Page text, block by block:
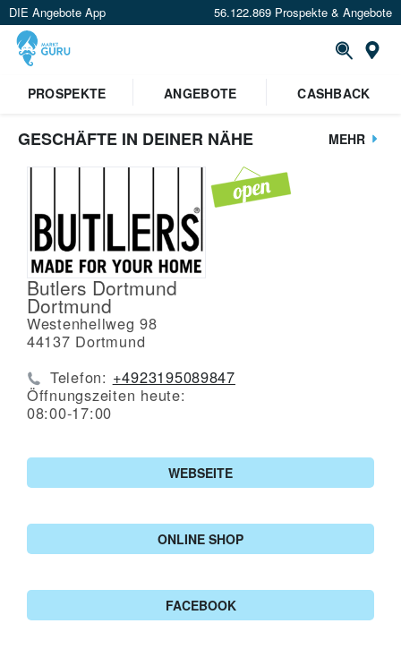
DIE Angebote App 56.122.869 Prospekte & Angebote
PROSPEKTE
ANGEBOTE CASHBACK
GESCHÄFTE IN DEINER NÄHE MEHR
Butlers Dortmund
Dortmund
Westenhellweg 98
44137 Dortmund
Telefon: +4923195089847
Öffnungszeiten heute:
08:00-17:00
WEBSEITE
ONLINE SHOP
FACEBOOK